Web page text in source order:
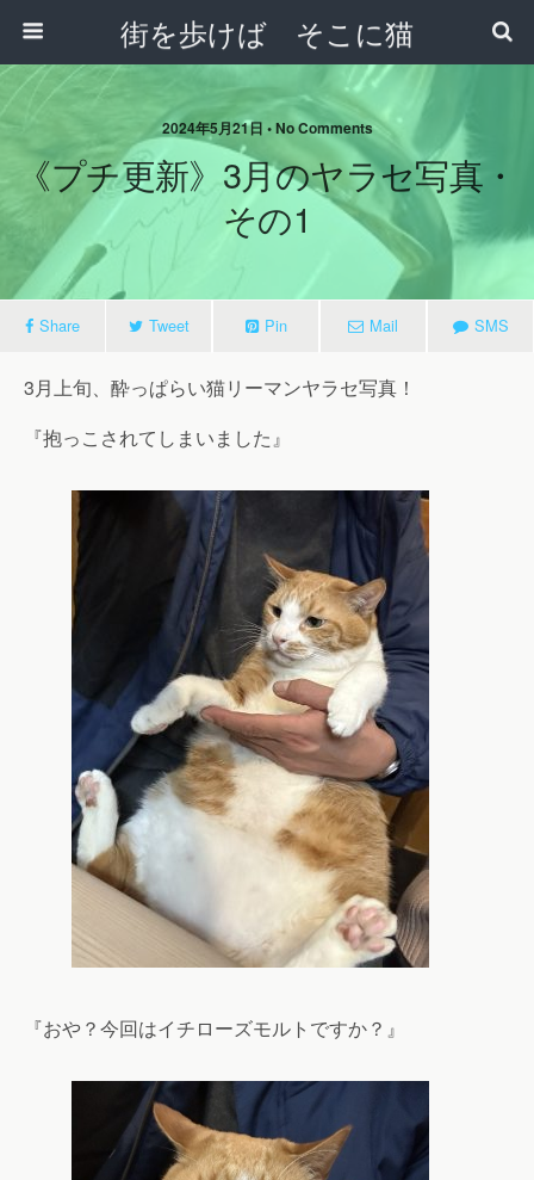
街を歩けば そこに猫
2024年5月21日 • No Comments
《プチ更新》3月のヤラセ写真・
その1
Share Tweet Pin Mail SMS
3月上旬、酔っぱらい猫リーマンヤラセ写真！
『抱っこされてしまいました』
『おや？今回はイチローズモルトですか？』